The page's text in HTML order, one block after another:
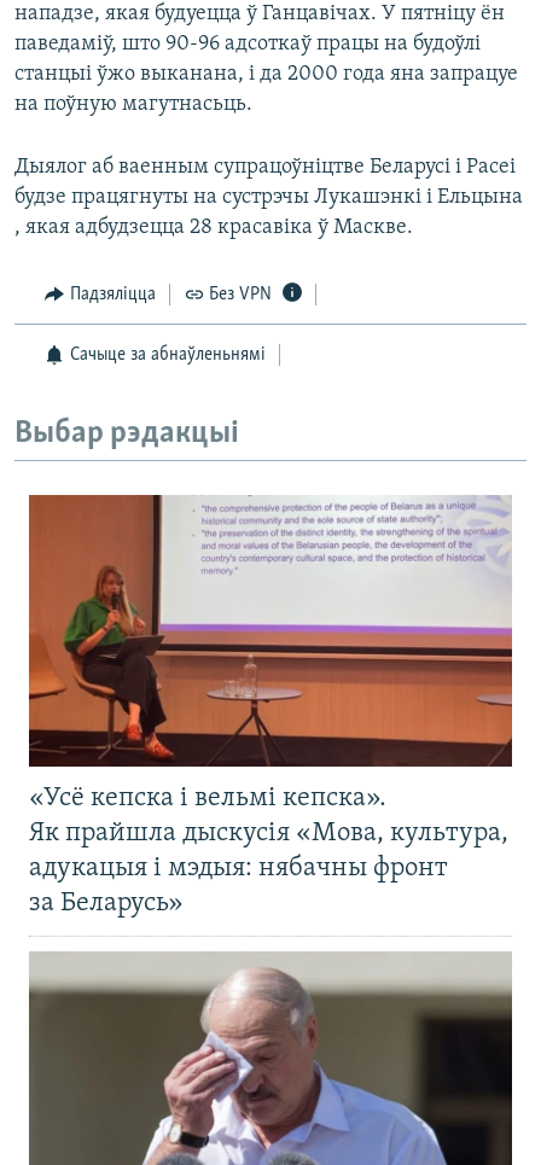
нападзе, якая будуецца ў Ганцавічах. У пятніцу ён
паведаміў, што 90-96 адсоткаў працы на будоўлі
станцыі ўжо выканана, і да 2000 года яна запрацуе
на поўную магутнасьць.
Дыялог аб ваенным супрацоўніцтве Беларусі і Расеі
будзе працягнуты на сустрэчы Лукашэнкі і Ельцына
, якая адбудзецца 28 красавіка ў Маскве.
Падзяліцца Без VPN
Сачыце за абнаўленьнямі
Выбар рэдакцыі
«Усё кепска і вельмі кепска».
Як прайшла дыскусія «Мова, культура,
адукацыя і мэдыя: нябачны фронт
за Беларусь»